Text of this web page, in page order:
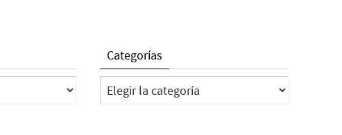
Categorías
Categorías